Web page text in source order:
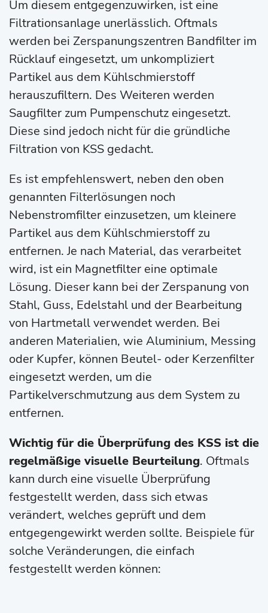
Um diesem entgegenzuwirken, ist eine
Filtrationsanlage unerlässlich. Oftmals
werden bei Zerspanungszentren Bandfilter im
Rücklauf eingesetzt, um unkompliziert
Partikel aus dem Kühlschmierstoff
herauszufiltern. Des Weiteren werden
Saugfilter zum Pumpenschutz eingesetzt.
Diese sind jedoch nicht für die gründliche
Filtration von KSS gedacht.
Es ist empfehlenswert, neben den oben
genannten Filterlösungen noch
Nebenstromfilter einzusetzen, um kleinere
Partikel aus dem Kühlschmierstoff zu
entfernen. Je nach Material, das verarbeitet
wird, ist ein Magnetfilter eine optimale
Lösung. Dieser kann bei der Zerspanung von
Stahl, Guss, Edelstahl und der Bearbeitung
von Hartmetall verwendet werden. Bei
anderen Materialien, wie Aluminium, Messing
oder Kupfer, können Beutel- oder Kerzenfilter
eingesetzt werden, um die
Partikelverschmutzung aus dem System zu
entfernen.
Wichtig für die Überprüfung des KSS ist die
regelmäßige visuelle Beurteilung. Oftmals
kann durch eine visuelle Überprüfung
festgestellt werden, dass sich etwas
verändert, welches geprüft und dem
entgegengewirkt werden sollte. Beispiele für
solche Veränderungen, die einfach
festgestellt werden können: